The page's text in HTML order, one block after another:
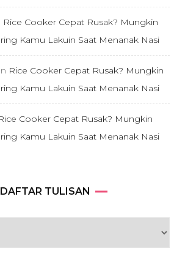
Rice Cooker Cepat Rusak? Mungkin
Kamu Lakuin Saat Menanak Nasi
Rice Cooker Cepat Rusak? Mungkin
Kamu Lakuin Saat Menanak Nasi
Cooker Cepat Rusak? Mungkin
Kamu Lakuin Saat Menanak Nasi
DAFTAR TULISAN
DAFTAR